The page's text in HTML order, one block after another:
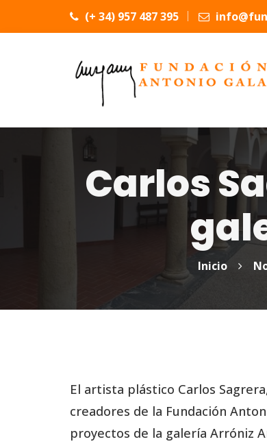
(+ 34) 957 487 395
Carlos
Inicio
El artista plástico Carlos
creadores de la Fundación
proyectos de la galería Arróniz